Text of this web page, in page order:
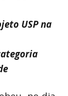
USP na